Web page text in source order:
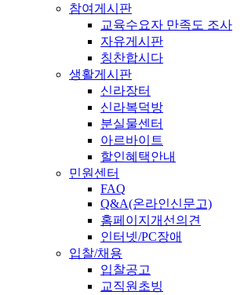
참여게시판
교육수요자 만족도 조사
자유게시판
칭찬합시다
생활게시판
신라장터
신라복덕방
분실물센터
아르바이트
할인혜택안내
민원센터
FAQ
Q&A(온라인신문고)
홈페이지개선의견
인터넷/PC장애
입찰/채용
입찰공고
교직원초빙